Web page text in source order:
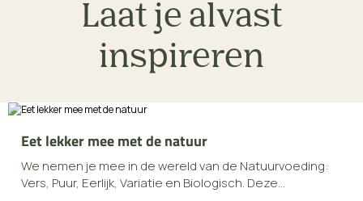
Laat je alvast
inspireren
Eet lekker mee met de natuur
We nemen je mee in de wereld van de Natuurvoeding:
Vers, Puur, Eerlijk, Variatie en Biologisch. Deze...